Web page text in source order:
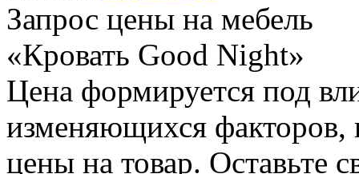
Запрос цены на мебель
«Кровать Good Night»
Цена формируется под
изменяющихся факторов,
цены на товар. Оставьте